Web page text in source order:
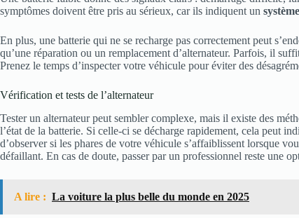
symptômes doivent être pris au sérieux, car ils indiquent un
En plus, une batterie qui ne se recharge pas correctement peut
qu’une réparation ou un remplacement d’alternateur. Parfois, il
Prenez le temps d’inspecter votre véhicule pour éviter des
Vérification et tests de l’alternateur
Tester un alternateur peut sembler complexe, mais il existe des
l’état de la batterie. Si celle-ci se décharge rapidement, cela peut
d’observer si les phares de votre véhicule s’affaiblissent lorsque
défaillant. En cas de doute, passer par un professionnel reste une
A lire : La voiture la plus belle du monde en 2025